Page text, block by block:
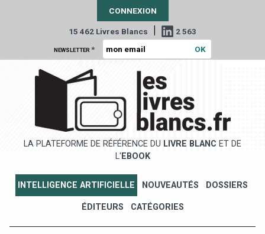
CONNEXION
15 462 Livres Blancs | 2 563
NEWSLETTER *
LA PLATEFORME DE RÉFÉRENCE DU LIVRE BLANC ET DE
L' EBOOK
INTELLIGENCE ARTIFICIELLE NOUVEAUTÉS DOSSIERS
ÉDITEURS CATÉGORIES